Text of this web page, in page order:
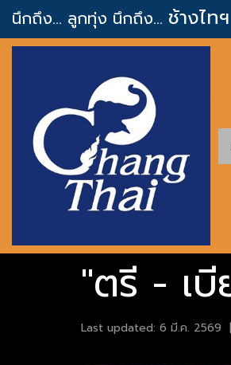
นึกถึง... ลูกทุ่ง นึกถึง... ช้างไทฯ
"ตรี - เบี
Last updated: 6 มี.ค. 2569 |